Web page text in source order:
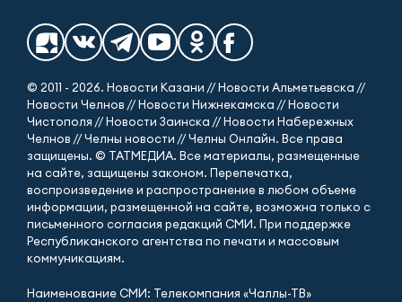
© 2011 - 2026. Новости Казани // Новости Альметьевска //
Новости Челнов // Новости Нижнекамска // Новости
Чистополя // Новости Заинска // Новости Набережных
Челнов // Челны новости // Челны Онлайн. Все права
защищены. © ТАТМЕДИА. Все материалы, размещенные
на сайте, защищены законом. Перепечатка,
воспроизведение и распространение в любом объеме
информации, размещенной на сайте, возможна только с
письменного согласия редакций СМИ. При поддержке
Республиканского агентства по печати и массовым
коммуникациям.
Наименование СМИ: Телекомпания «Чаллы-ТВ»